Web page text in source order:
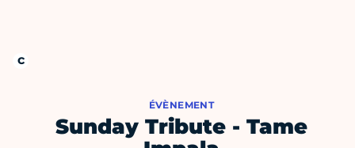
ÉVÈNEMENT
Sunday Tribute - Tame